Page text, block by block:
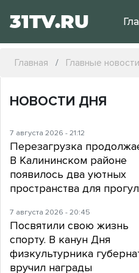
31TV.RU
Главная Главные новости
НОВОСТИ ДНЯ
7 августа 2026 - 21:12
Перезагрузка
В Калининском районе
появилось два уютных
пространства для
7 августа 2026 - 20:45
Посвятили свою жизнь
спорту. В канун Дня
физкультурника
вручил награды